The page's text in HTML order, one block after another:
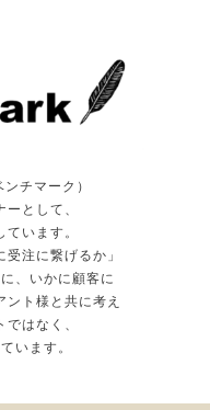
チマーク）
として、
います。
受注に繋げるか」
、いかに顧客に
ント様と共に考え
はなく、
います。